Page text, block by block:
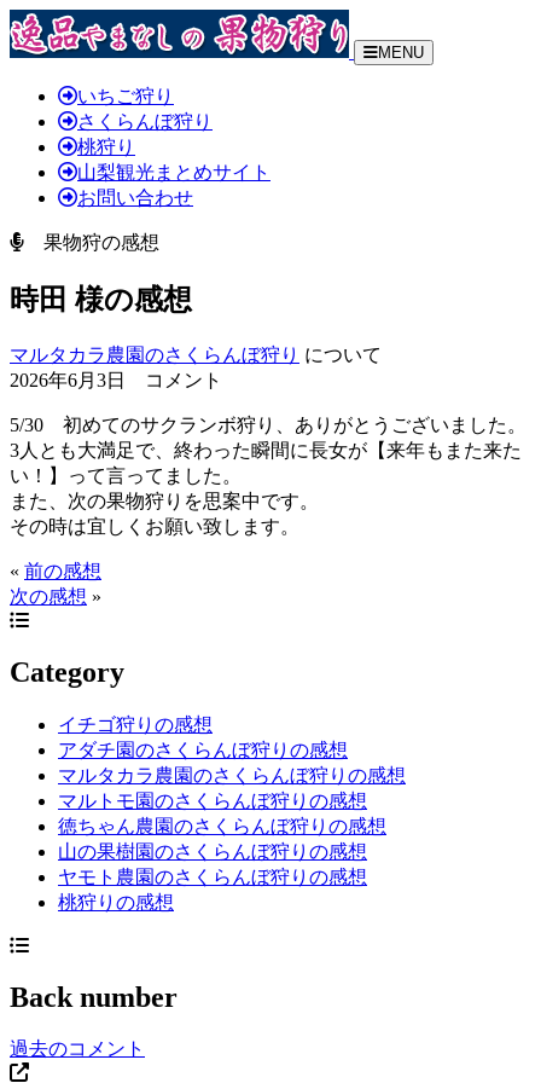
MENU
いちご狩り
さくらんぼ狩り
桃狩り
山梨観光まとめサイト
お問い合わせ
果物狩の感想
時田 様の感想
マルタカラ農園のさくらんぼ狩り について
2026年6月3日 コメント
5/30 初めてのサクランボ狩り、ありがとうございました。
3人とも大満足で、終わった瞬間に長女が【来年もまた来た
い！】って言ってました。
また、次の果物狩りを思案中です。
その時は宜しくお願い致します。
« 前の感想
次の感想 »
Category
イチゴ狩りの感想
アダチ園のさくらんぼ狩りの感想
マルタカラ農園のさくらんぼ狩りの感想
マルトモ園のさくらんぼ狩りの感想
徳ちゃん農園のさくらんぼ狩りの感想
山の果樹園のさくらんぼ狩りの感想
ヤモト農園のさくらんぼ狩りの感想
桃狩りの感想
Back number
過去のコメント